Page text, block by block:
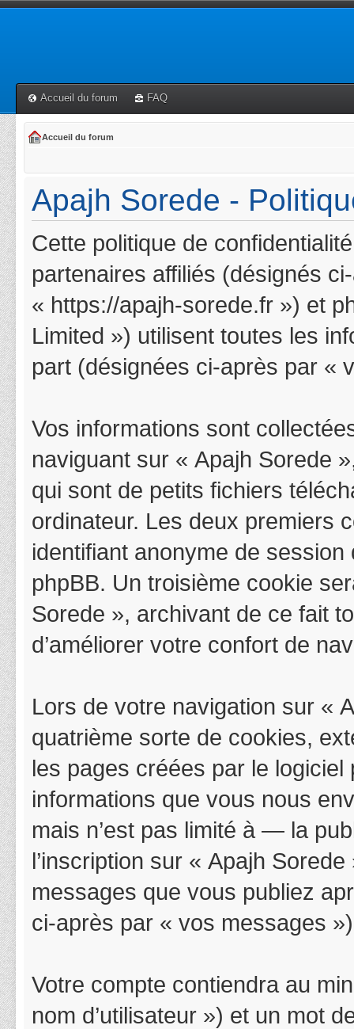
Accueil du forum FAQ
Accueil du forum
Apajh Sorede -
Cette politique de
partenaires affiliés (désignés
« https://apajh-sorede.fr ») et
Limited ») utilisent toutes les
part (désignées ci-après par «
Vos informations sont
naviguant sur « Apajh Sorede
qui sont de petits fichiers
ordinateur. Les deux premiers
identifiant anonyme de
phpBB. Un troisième cookie
Sorede », archivant de ce fait
d’améliorer votre confort de
Lors de votre navigation sur «
quatrième sorte de cookies,
les pages créées par le
informations que vous nous
mais n’est pas limité à — la
l’inscription sur « Apajh
messages que vous publiez
ci-après par « vos messages
Votre compte contiendra au
nom d’utilisateur ») et un mot